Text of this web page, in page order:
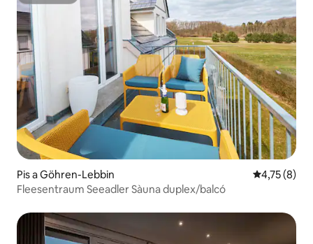
Pis a Göhren-Lebbin 4,75 de
4,75 (8)
Fleesentraum Seeadler Sàuna duplex/balcó